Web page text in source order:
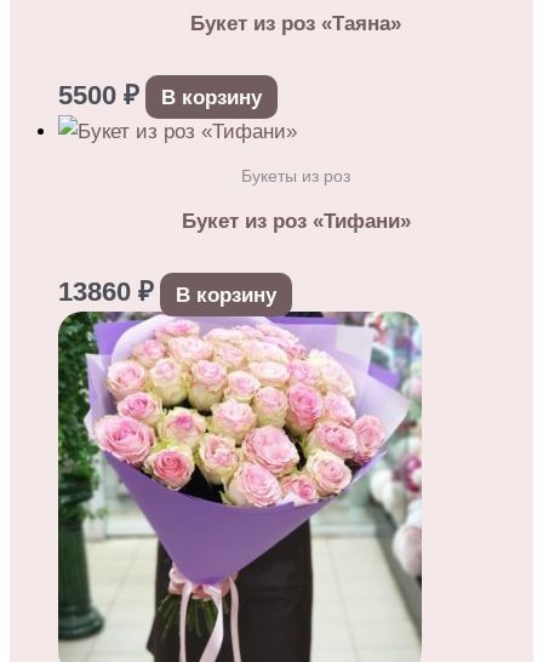
Букет из роз «Таяна»
5500 ₽ В корзину
Букеты из роз
Букет из роз «Тифани»
13860 ₽ В корзину